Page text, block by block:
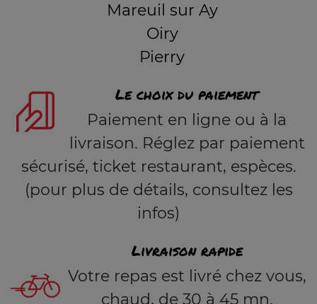
Mareuil sur Ay
Oiry
Pierry
Le choix du paiement
Paiement en ligne ou à la
livraison. Réglez par paiement
sécurisé, ticket restaurant, espèces.
(pour plus de détails, consultez les
infos)
Livraison rapide
Votre repas est livré chez vous,
chaud, de 30 à 45 mn.